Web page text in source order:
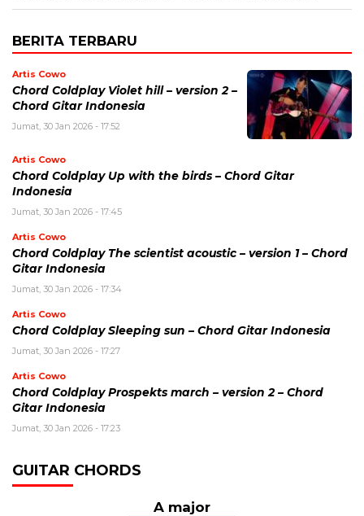
BERITA TERBARU
Artis Cowo
Chord Coldplay Violet hill – version 2 –
Chord Gitar Indonesia
Jumat, 30 Jan 2026 - 17:52
Artis Cowo
Chord Coldplay Up with the birds – Chord Gitar
Indonesia
Jumat, 30 Jan 2026 - 17:45
Artis Cowo
Chord Coldplay The scientist acoustic – version 1 – Chord
Gitar Indonesia
Jumat, 30 Jan 2026 - 17:34
Artis Cowo
Chord Coldplay Sleeping sun – Chord Gitar Indonesia
Jumat, 30 Jan 2026 - 17:27
Artis Cowo
Chord Coldplay Prospekts march – version 2 – Chord
Gitar Indonesia
Jumat, 30 Jan 2026 - 17:23
GUITAR CHORDS
A major